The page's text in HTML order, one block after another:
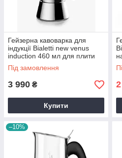
Гейзерна кавоварка для
індукції Bialetti new venus
induction 460 мл для плити
на 10 чашок із нержавійки
Під замовлення
3 990 ₴
Купити
–10%